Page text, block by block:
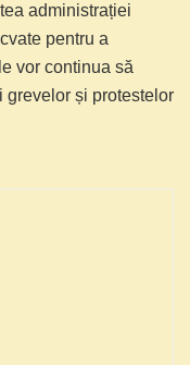
administrației
pentru a
vor continua să
și protestelor